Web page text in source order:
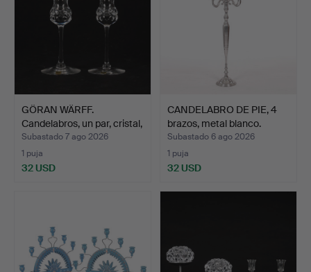
GÖRAN WÄRFF.
Candelabros, un par, cristal,
…
Subastado 7 ago 2026
1 puja
32 USD
CANDELABRO DE PIE, 4
brazos, metal blanco.
Subastado 6 ago 2026
1 puja
32 USD